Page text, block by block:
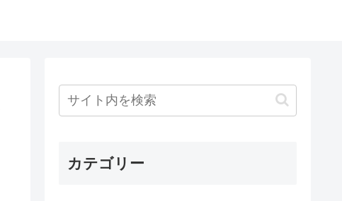
カテゴリー